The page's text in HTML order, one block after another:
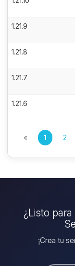
1.21.9
1.21.8
1.21.7
1.21.6
« 1 2
¿Listo
¡Crea tu